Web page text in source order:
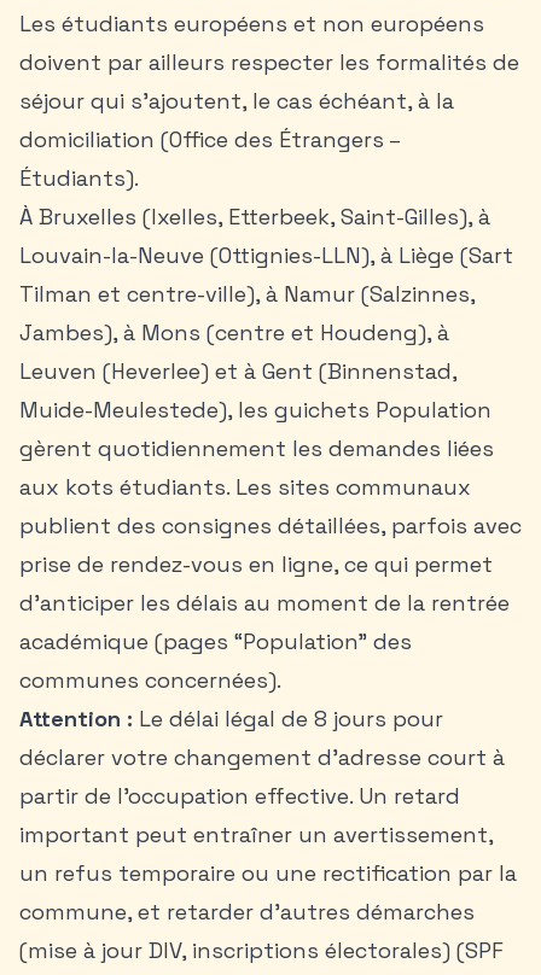
Les étudiants européens et non européens
doivent par ailleurs respecter les formalités de
séjour qui s’ajoutent, le cas échéant, à la
domiciliation (Office des Étrangers –
Étudiants).
À Bruxelles (Ixelles, Etterbeek, Saint-Gilles), à
Louvain-la-Neuve (Ottignies-LLN), à Liège (Sart
Tilman et centre-ville), à Namur (Salzinnes,
Jambes), à Mons (centre et Houdeng), à
Leuven (Heverlee) et à Gent (Binnenstad,
Muide-Meulestede), les guichets Population
gèrent quotidiennement les demandes liées
aux kots étudiants. Les sites communaux
publient des consignes détaillées, parfois avec
prise de rendez-vous en ligne, ce qui permet
d’anticiper les délais au moment de la rentrée
académique (pages “Population” des
communes concernées).
Attention : Le délai légal de 8 jours pour
déclarer votre changement d’adresse court à
partir de l’occupation effective. Un retard
important peut entraîner un avertissement,
un refus temporaire ou une rectification par la
commune, et retarder d’autres démarches
(mise à jour DIV, inscriptions électorales) (SPF